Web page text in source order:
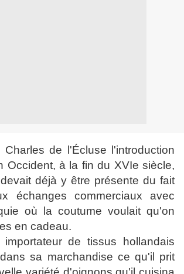
de l'Écluse l'introduction
Occident, à la fin du XVIe siècle,
déjà y être présente du fait
échanges commerciaux avec
où la coutume voulait qu'on
en cadeau.
de tissus hollandais
sa marchandise ce qu'il prit